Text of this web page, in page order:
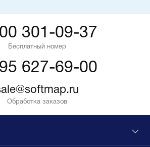
301-09-37
Бесплатный номер
627-69-00
Обработка заказов